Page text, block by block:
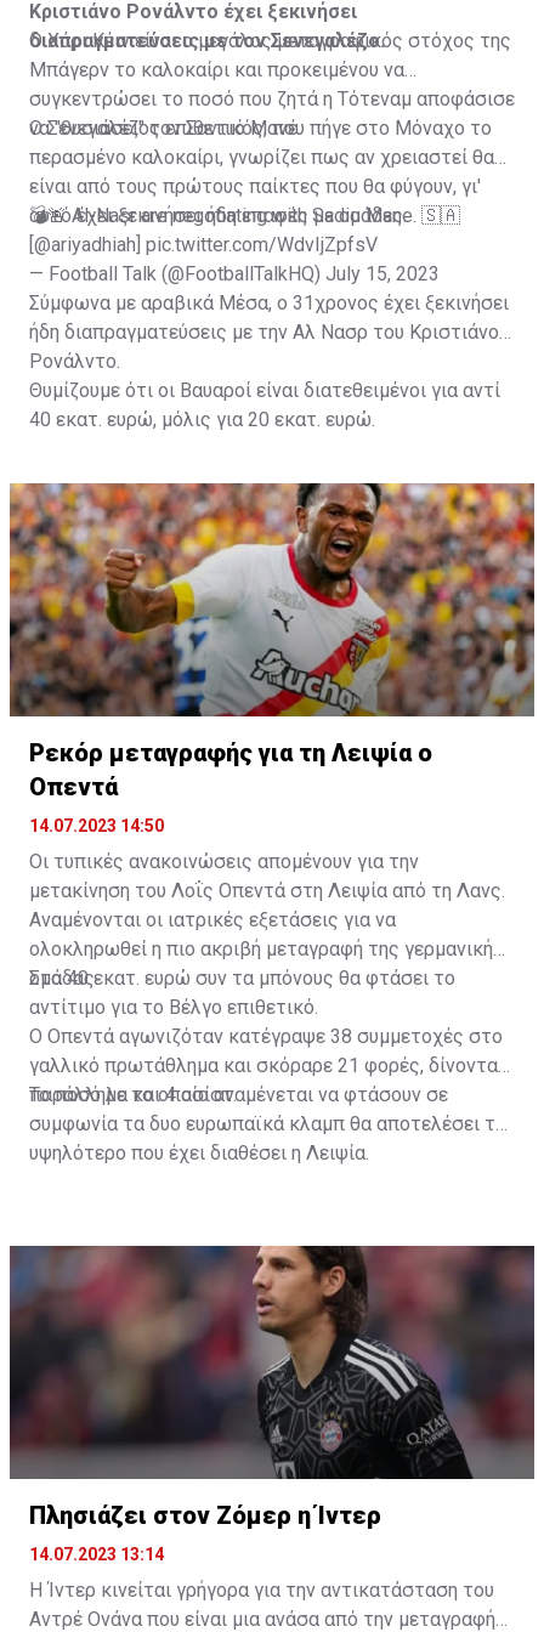
Κριστιάνο Ρονάλντο έχει ξεκινήσει
διαπραγματεύσεις με τον Σενεγαλέζο.
Ο Χάρι Κέιν είναι ο μεγάλος μεταγραφικός στόχος της
Μπάγερν το καλοκαίρι και προκειμένου να
συγκεντρώσει το ποσό που ζητά η Τότεναμ αποφάσισε
να "θυσιάσει" τον Σαντιό Μανέ.
Ο Σενεγαλέζος επιθετικός, που πήγε στο Μόναχο το
περασμένο καλοκαίρι, γνωρίζει πως αν χρειαστεί θα
είναι από τους πρώτους παίκτες που θα φύγουν, γι'
αυτό έχει ξεκινήσει ήδη επαφές με ομάδες.
💣🚨 Al-Nasr are negotiating with Sadio Mane. 🇸🇦
[@ariyadhiah] pic.twitter.com/WdvIjZpfsV
— Football Talk (@FootballTalkHQ) July 15, 2023
Σύμφωνα με αραβικά Μέσα, ο 31χρονος έχει ξεκινήσει
ήδη διαπραγματεύσεις με την Αλ Νασρ του Κριστιάνο
Ρονάλντο.
Θυμίζουμε ότι οι Βαυαροί είναι διατεθειμένοι για αντί
40 εκατ. ευρώ, μόλις για 20 εκατ. ευρώ.
Ρεκόρ μεταγραφής για τη Λειψία ο
Οπεντά
14.07.2023 14:50
Οι τυπικές ανακοινώσεις απομένουν για την
μετακίνηση του Λοΐς Οπεντά στη Λειψία από τη Λανς.
Αναμένονται οι ιατρικές εξετάσεις για να
ολοκληρωθεί η πιο ακριβή μεταγραφή της γερμανικής
ομάδας.
Στα 40 εκατ. ευρώ συν τα μπόνους θα φτάσει το
αντίτιμο για το Βέλγο επιθετικό.
Ο Οπεντά αγωνιζόταν κατέγραψε 38 συμμετοχές στο
γαλλικό πρωτάθλημα και σκόραρε 21 φορές, δίνοντας
παράλληλα και 4 ασίστ.
Το ποσό με το οποίο αναμένεται να φτάσουν σε
συμφωνία τα δυο ευρωπαϊκά κλαμπ θα αποτελέσει το
υψηλότερο που έχει διαθέσει η Λειψία.
Πλησιάζει στον Ζόμερ η Ίντερ
14.07.2023 13:14
Η Ίντερ κινείται γρήγορα για την αντικατάσταση του
Αντρέ Ονάνα που είναι μια ανάσα από την μεταγραφή